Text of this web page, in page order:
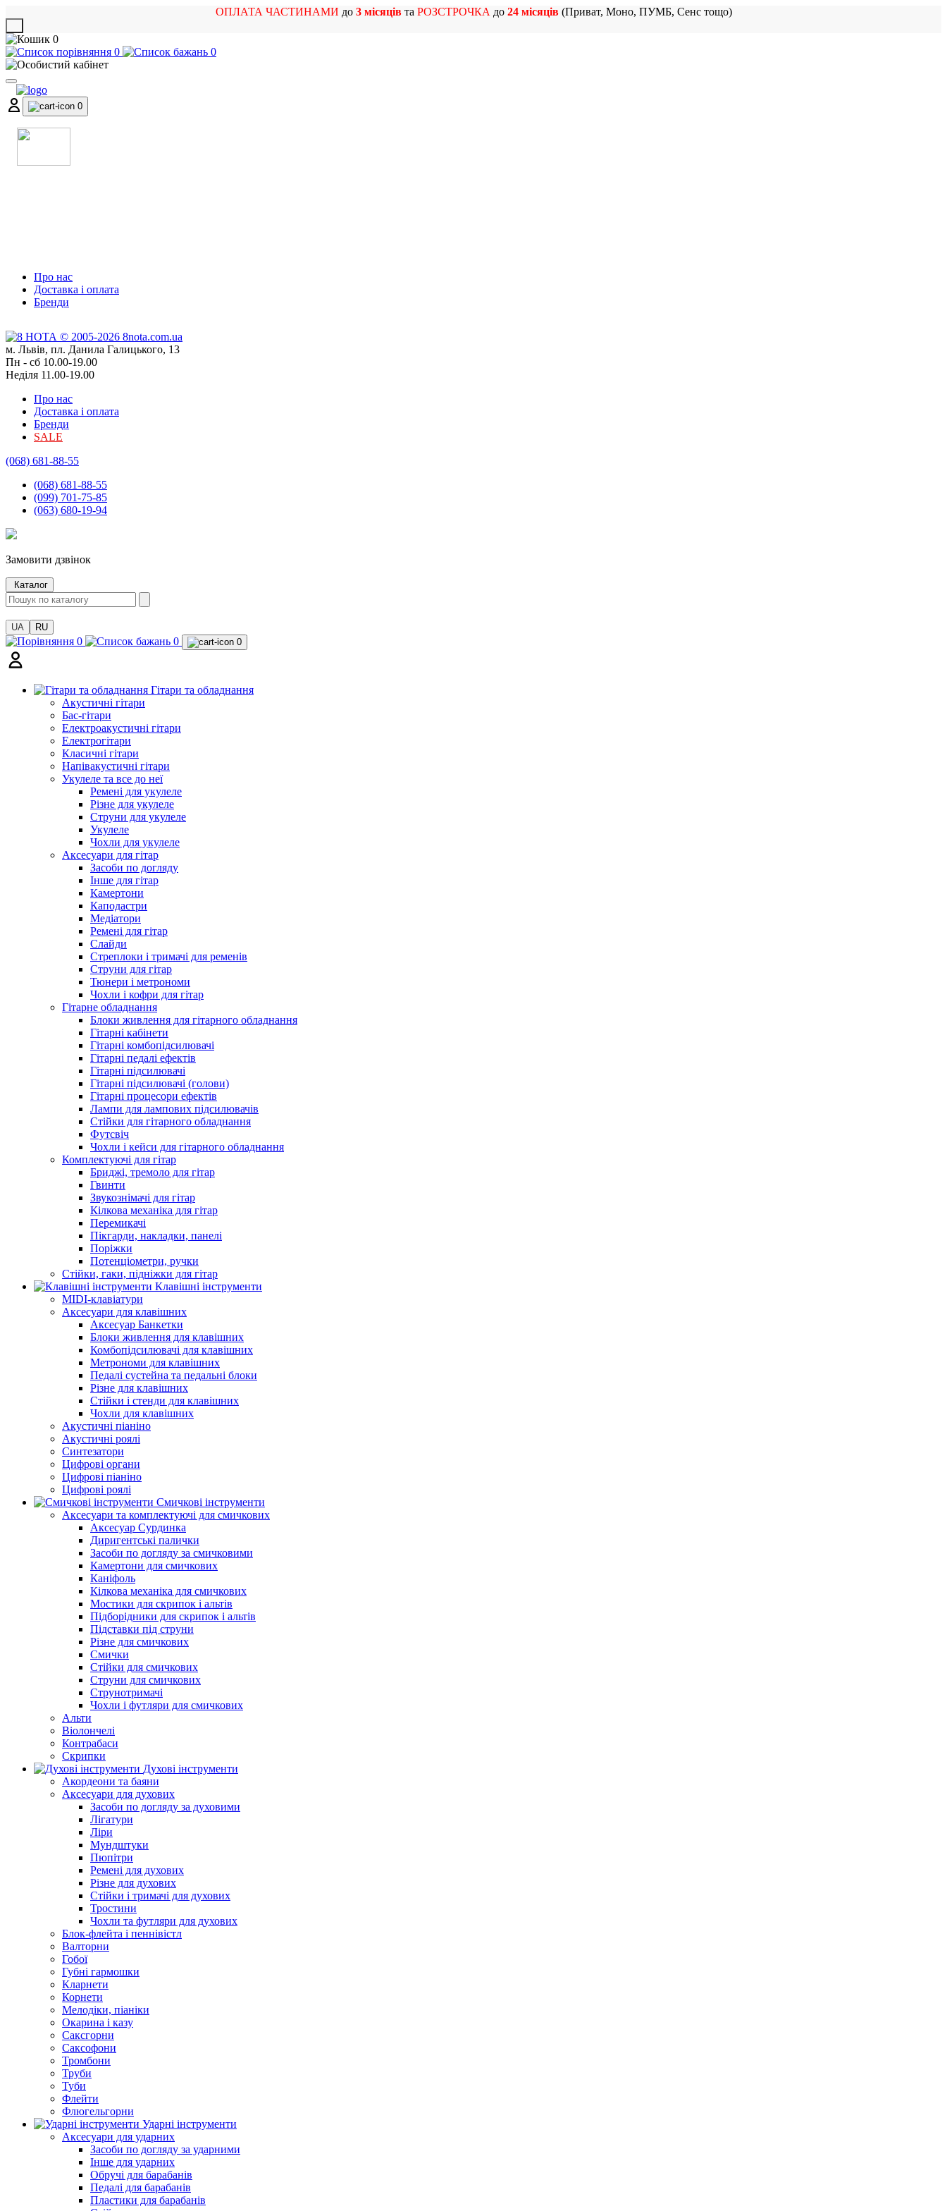
ОПЛАТА ЧАСТИНАМИ до 3 місяцівта РОЗСТРОЧКА до 24 місяців(Приват, Моно, ПУМБ, Сенс тощо)
0
0
0
0
Про нас
Доставка і оплата
Бренди
м. Львів, пл. Данила Галицького, 13
Пн - сб 10.00-19.00
Неділя 11.00-19.00
Про нас
Доставка і оплата
Бренди
SALE
(068) 681-88-55
(068) 681-88-55
(099) 701-75-85
(063) 680-19-94
Замовити дзвінок
Каталог
UA RU
0 0 0
Гітари та обладнання
Акустичні гітари
Бас-гітари
Електроакустичні гітари
Електрогітари
Класичні гітари
Напівакустичні гітари
Укулеле та все до неї
Ремені для укулеле
Різне для укулеле
Струни для укулеле
Укулеле
Чохли для укулеле
Аксесуари для гітар
Засоби по догляду
Інше для гітар
Камертони
Каподастри
Медіатори
Ремені для гітар
Слайди
Стреплоки і тримачі для ременів
Струни для гітар
Тюнери і метрономи
Чохли і кофри для гітар
Гітарне обладнання
Блоки живлення для гітарного обладнання
Гітарні кабінети
Гітарні комбопідсилювачі
Гітарні педалі ефектів
Гітарні підсилювачі
Гітарні підсилювачі (голови)
Гітарні процесори ефектів
Лампи для лампових підсилювачів
Стійки для гітарного обладнання
Футсвіч
Чохли і кейси для гітарного обладнання
Комплектуючі для гітар
Бриджі, тремоло для гітар
Гвинти
Звукознімачі для гітар
Кілкова механіка для гітар
Перемикачі
Пікгарди, накладки, панелі
Поріжки
Потенціометри, ручки
Стійки, гаки, підніжки для гітар
Клавішні інструменти
MIDI-клавіатури
Аксесуари для клавішних
Аксесуар Банкетки
Блоки живлення для клавішних
Комбопідсилювачі для клавішних
Метрономи для клавішних
Педалі сустейна та педальні блоки
Різне для клавішних
Стійки і стенди для клавішних
Чохли для клавішних
Акустичні піаніно
Акустичні роялі
Синтезатори
Цифрові органи
Цифрові піаніно
Цифрові роялі
Смичкові інструменти
Аксесуари та комплектуючі для смичкових
Аксесуар Сурдинка
Диригентські палички
Засоби по догляду за смичковими
Камертони для смичкових
Каніфоль
Кілкова механіка для смичкових
Мостики для скрипок і альтів
Підборiдники для скрипок і альтів
Підставки під струни
Різне для смичкових
Смички
Стійки для смичкових
Струни для смичкових
Струнотримачі
Чохли і футляри для смичкових
Альти
Віолончелі
Контрабаси
Скрипки
Духові інструменти
Акордеони та баяни
Аксесуари для духових
Засоби по догляду за духовими
Лігатури
Ліри
Мундштуки
Пюпітри
Ремені для духових
Різне для духових
Стійки і тримачі для духових
Тростини
Чохли та футляри для духових
Блок-флейта і пеннівістл
Валторни
Гобої
Губні гармошки
Кларнети
Корнети
Мелодіки, піаніки
Окарина і казу
Саксгорни
Саксофони
Тромбони
Труби
Туби
Флейти
Флюгельгорни
Ударні інструменти
Аксесуари для ударних
Засоби по догляду за ударними
Інше для ударних
Обручі для барабанів
Педалі для барабанів
Пластики для барабанів